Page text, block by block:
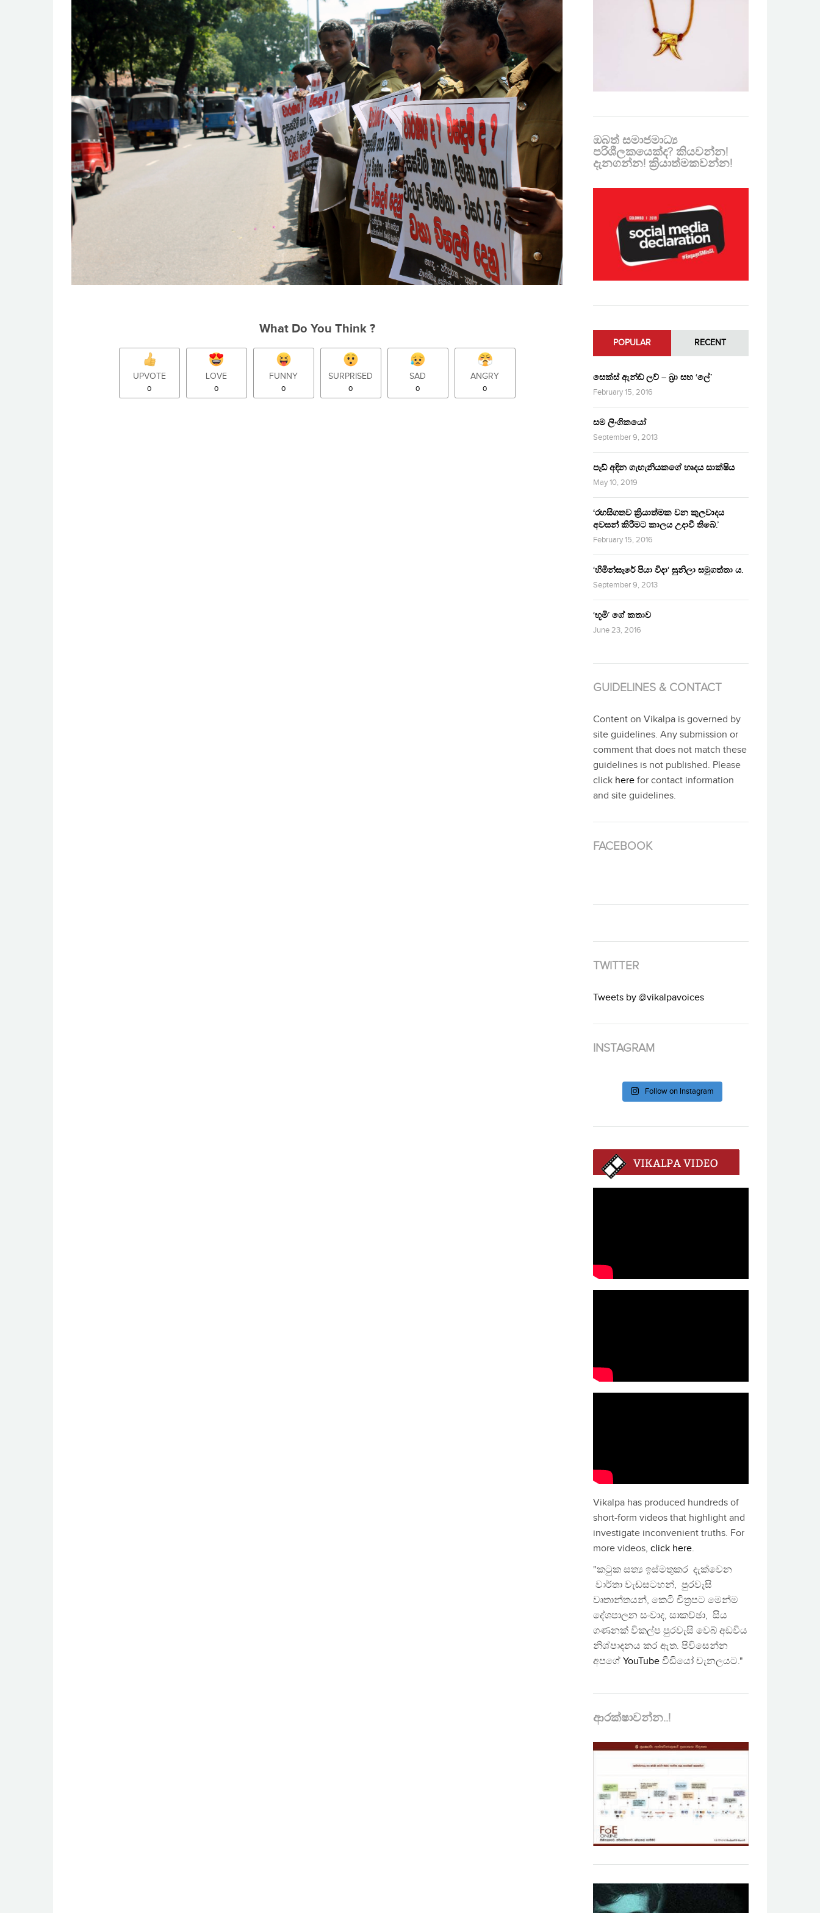
What Do You Think ?
UPVOTE
0
LOVE
0
FUNNY
0
SURPRISED
0
SAD
0
ANGRY
0
ඔබත් සමාජමාධ්‍ය
පරිශීලකයෙක්ද? කියවන්න!
දැනගන්න! ක්‍රියාත්මකවන්න!
POPULAR RECENT
සෙක්ස් ඇන්ඩ් ලව් – බ්‍රා සහ ‘ලේ’
February 15, 2016
සම ලිංගිකයෝ
September 9, 2013
පෑඩ් අඳින ගැහැනියකගේ හෘදය සාක්ෂිය
May 10, 2019
‘රහසිගතව ක්‍රියාත්මක වන කුලවාදය
අවසන් කිරීමට කාලය උදාවී තිබේ.’
February 15, 2016
‘හිමින්සැරේ පියා විදා‘ සුනිලා සමුගත්තා ය.
September 9, 2013
‘භූමි’ ගේ කතාව
June 23, 2016
GUIDELINES & CONTACT
Content on Vikalpa is governed by
site guidelines. Any submission or
comment that does not match these
guidelines is not published. Please
click here for contact information
and site guidelines.
FACEBOOK
TWITTER
Tweets by @vikalpavoices
INSTAGRAM
Follow on Instagram
Vikalpa has produced hundreds of
short-form videos that highlight and
investigate inconvenient truths. For
more videos, click here.
"කටුක සත්‍ය ඉස්මතුකර දැක්වෙන
වාර්තා වැඩසටහන්, පුරවැසි
වෘතාන්තයන්, කෙටි චිත්‍රපට මෙන්ම
දේශපාලන සංවාද, සාකච්ඡා, සිය
ගණනක් විකල්ප පුරවැසි වෙබ් අඩවිය
නිශ්පාදනය කර ඇත. පිවිසෙන්න
අපගේ YouTube වීඩියෝ චැනලයට."
ආරක්ෂාවන්න..!